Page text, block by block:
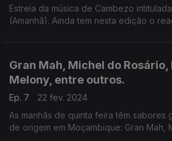
Estreia da música de Cambezo
(Amanhã). Ainda tem nesta edição o
Gran Mah, Michel do Rosário,
Melony, entre outros.
Ep. 7
22 fev. 2024
As manhãs de quinta feira têm sabores
de origem em Moçambique: Gran Mah,